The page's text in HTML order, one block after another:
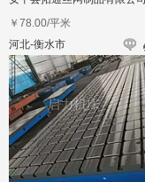
￥ 78.00/平米
河北-衡水市